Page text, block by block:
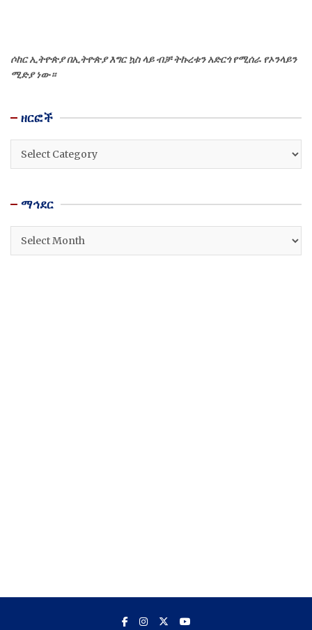
ሶከር ኢትዮጵያ በኢትዮጵያ እግር ኳስ ላይ ብቻ ትኩረቱን አድርጎ የሚሰራ የኦንላይን
ሚድያ ነው።
ዘርፎች
ዘርፎች
ማኅደር
ማኅደር